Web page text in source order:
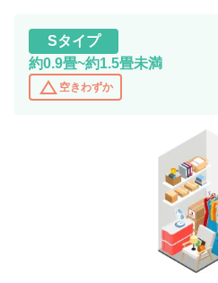
Sタイプ
約0.9畳~約1.5畳未満
change_history 空きわずか